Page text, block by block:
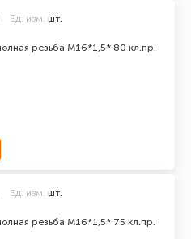
резьба M16*1,5* 80 кл.пр.
Ед. изм. шт.
резьба M16*1,5* 75 кл.пр.
Ед. изм. шт.